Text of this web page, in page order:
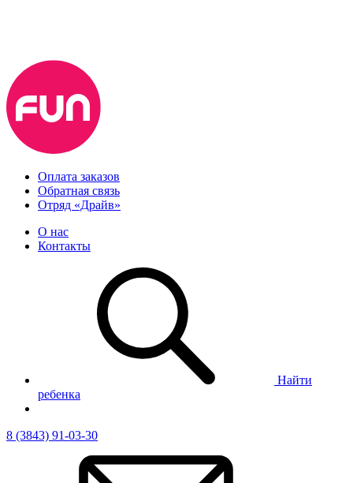
Оплата заказов
Обратная связь
Отряд «Драйв»
О нас
Контакты
Найти
ребенка
8 (3843) 91-03-30